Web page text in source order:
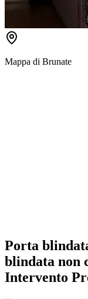
Mappa di Brunate
Porta
blindata non
Intervento